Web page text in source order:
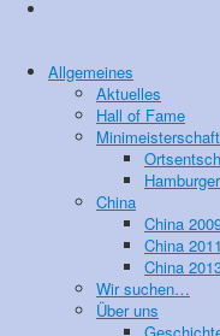
Allgemeines
Aktuelles
Hall of Fame
China
China
China 2011
China
Wir suchen…
Über uns